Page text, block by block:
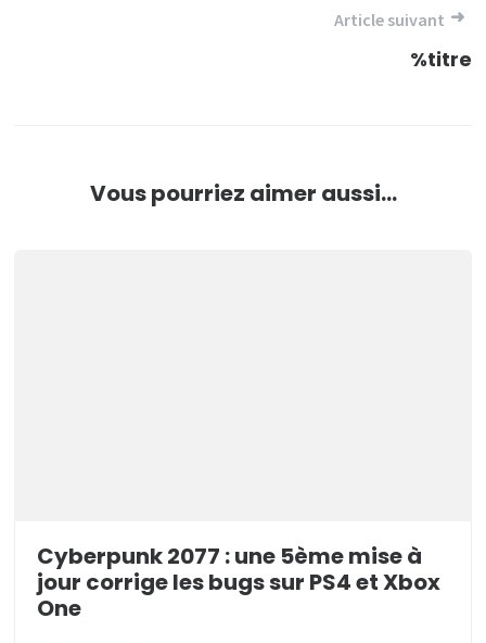
Article suivant
%titre
Vous pourriez aimer aussi...
Cyberpunk 2077 : une 5ème mise à
jour corrige les bugs sur PS4 et Xbox
One